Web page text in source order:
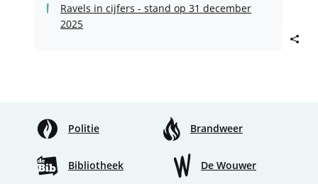
Ravels in cijfers - stand op 31 december
2025
Politie Brandweer
Bibliotheek De Wouwer